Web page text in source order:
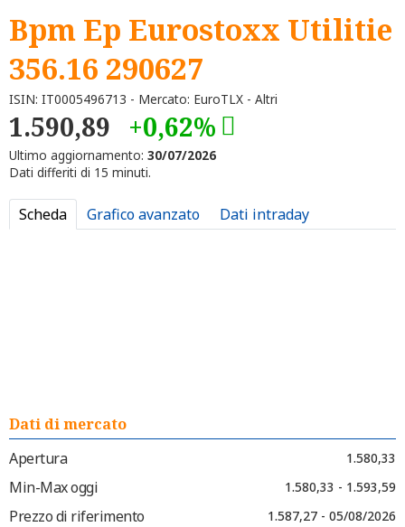
Bpm Ep Eurostoxx Utilitie
356.16 290627
ISIN: IT0005496713 - Mercato: EuroTLX - Altri
1.590,89 +0,62%
Ultimo aggiornamento: 30/07/2026
Dati differiti di 15 minuti.
Scheda Grafico avanzato Dati intraday
Dati di mercato
Apertura
1.580,33
Min-Max oggi 1.580,33 - 1.593,59
Prezzo di riferimento 1.587,27 - 05/08/2026